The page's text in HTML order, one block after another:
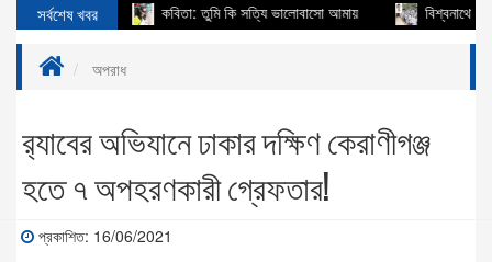
সর্বশেষ খবর
সাহায্য কবিতা: তুমি কি সত্যি ভালোবাসো আমায় বিশ্বনাথে বিএনপি
অপরাধ
র‌্যাবের অভিযানে ঢাকার দক্ষিণ কেরাণীগঞ্জ
হতে ৭ অপহরণকারী গ্রেফতার!
প্রকাশিত: 16/06/2021